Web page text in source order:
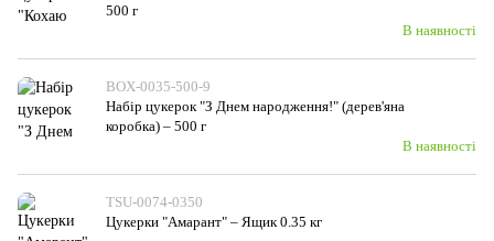
500 г
В наявності
BOX-0035-500-9
Набір цукерок "З Днем народження!" (дерев'яна
коробка) – 500 г
В наявності
TSU-0074-0350
Цукерки "Амарант" – Ящик 0.35 кг